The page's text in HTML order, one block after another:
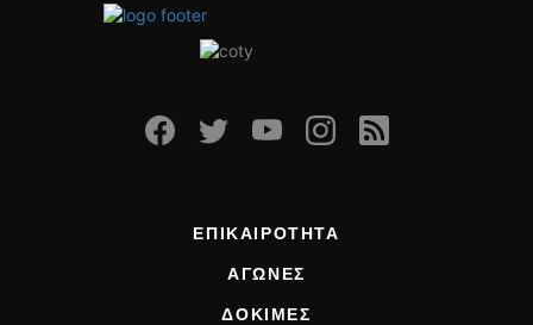
ΕΠΙΚΑΙΡΟΤΗΤΑ
ΑΓΩΝΕΣ
ΔΟΚΙΜΕΣ